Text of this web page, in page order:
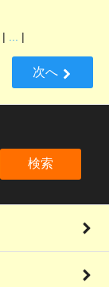
| ... |
次へ
検索